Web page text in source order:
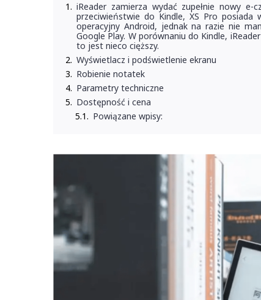
iReader zamierza wydać zupełnie nowy
przeciwieństwie do Kindle, XS Pro posiada
operacyjny Android, jednak na razie nie
Google Play. W porównaniu do Kindle,
to jest nieco cięższy.
Wyświetlacz i podświetlenie ekranu
Robienie notatek
Parametry techniczne
Dostępność i cena
Powiązane wpisy: